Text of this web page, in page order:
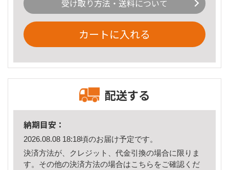
受け取り方法・送料について
カートに入れる
配送する
納期目安：
2026.08.08 18:18頃のお届け予定です。
決済方法が、クレジット、代金引換の場合に限りま
す。その他の決済方法の場合はこちら をご確認くだ